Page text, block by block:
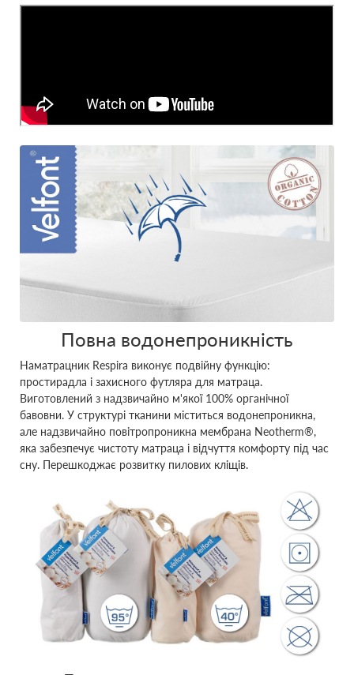
Повна водонепроникність
Наматрацник Respira виконує подвійну функцію:
простирадла і захисного футляра для матраца.
Виготовлений з надзвичайно м'якої 100% органічної
бавовни. У структурі тканини міститься водонепроникна,
але надзвичайно повітропроникна мембрана Neotherm®,
яка забезпечує чистоту матраца і відчуття комфорту під час
сну. Перешкоджає розвитку пилових кліщів.